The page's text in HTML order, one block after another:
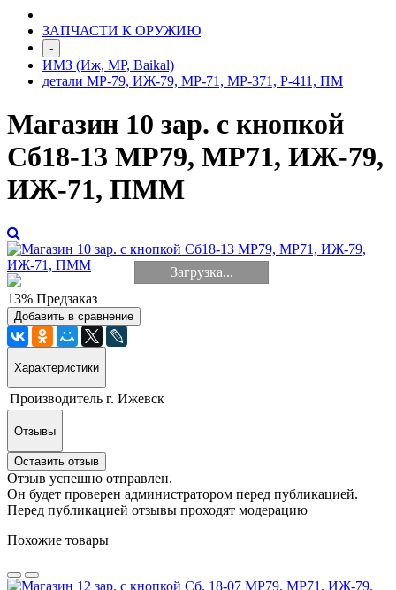
ЗАПЧАСТИ К ОРУЖИЮ
-
ИМЗ (Иж, МР, Baikal)
детали МР-79, ИЖ-79, МР-71, МР-371, Р-411, ПМ
Магазин 10 зар. с кнопкой
Сб18-13 МР79, МР71, ИЖ-79,
ИЖ-71, ПММ
Загрузка...
13% Предзаказ
Добавить в сравнение
Характеристики
Производитель г. Ижевск
Отзывы
Оставить отзыв
Отзыв успешно отправлен.
Он будет проверен администратором перед публикацией.
Перед публикацией отзывы проходят модерацию
Похожие товары